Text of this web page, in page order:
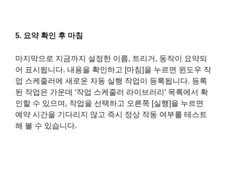
5. 요약 확인 후 마침
마지막으로 지금까지 설정한 이름, 트리거, 동작이 요약되
어 표시됩니다. 내용을 확인하고 [마침]을 누르면 윈도우 작
업 스케줄러에 새로운 자동 실행 작업이 등록됩니다. 등록
된 작업은 가운데 ‘작업 스케줄러 라이브러리’ 목록에서 확
인할 수 있으며, 작업을 선택하고 오른쪽 [실행]을 누르면
예약 시간을 기다리지 않고 즉시 정상 작동 여부를 테스트
해 볼 수 있습니다.